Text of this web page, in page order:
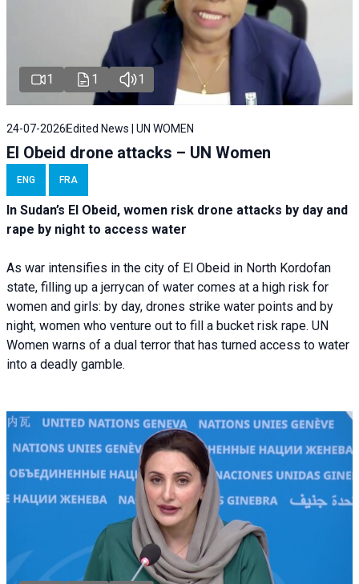
1 1 1
24-07-2026 Edited News | UN WOMEN
El Obeid drone attacks – UN Women
ENG FRA
In Sudan’s El Obeid, women risk drone attacks by day and
rape by night to access water
As war intensifies in the city of El Obeid in North Kordofan
state, filling up a jerrycan of water comes at a high risk for
women and girls: by day, drones strike water points and by
night, women who venture out to fill a bucket risk rape. UN
Women warns of a dual terror that has turned access to water
into a deadly gamble.